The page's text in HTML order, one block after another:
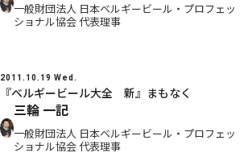
一般財団法人 日本ベルギービール・プロフェッ
ショナル協会 代表理事
2011.10.19 Wed.
『ベルギービール大全 新』まもなく
三輪 一記
一般財団法人 日本ベルギービール・プロフェッ
ショナル協会 代表理事